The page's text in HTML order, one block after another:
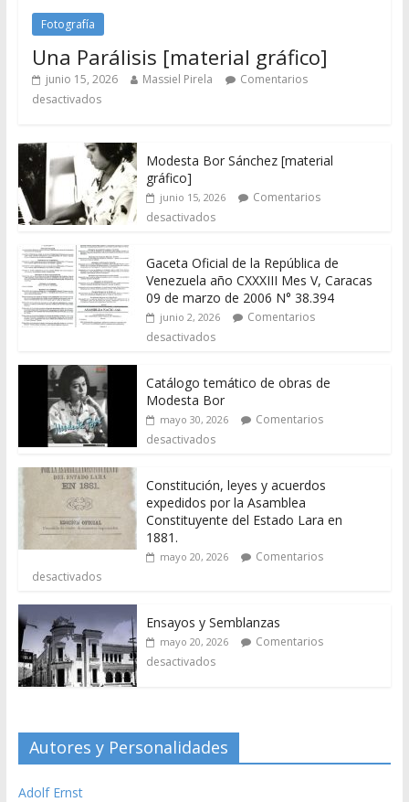
Fotografía
Una Parálisis [material gráfico]
junio 15, 2026 Massiel Pirela
Comentarios
desactivados
Modesta Bor Sánchez [material
gráfico]
junio 15, 2026
Comentarios
desactivados
Gaceta Oficial de la República de
Venezuela año CXXXIII Mes V, Caracas
09 de marzo de 2006 N° 38.394
junio 2, 2026
Comentarios
desactivados
Catálogo temático de obras de
Modesta Bor
mayo 30, 2026
Comentarios
desactivados
Constitución, leyes y acuerdos
expedidos por la Asamblea
Constituyente del Estado Lara en
1881.
mayo 20, 2026
Comentarios
desactivados
Ensayos y Semblanzas
mayo 20, 2026
Comentarios
desactivados
Autores y Personalidades
Adolf Ernst